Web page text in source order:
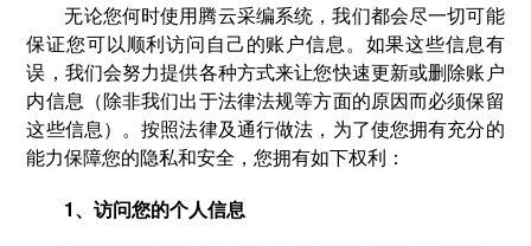
无论您何时使用腾云采编系统，我们都会尽一切可能
保证您可以顺利访问自己的账户信息。如果这些信息有
误，我们会努力提供各种方式来让您快速更新或删除账户
内信息（除非我们出于法律法规等方面的原因而必须保留
这些信息）。按照法律及通行做法，为了使您拥有充分的
能力保障您的隐私和安全，您拥有如下权利：
1、访问您的个人信息